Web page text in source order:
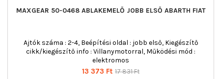
MAXGEAR 50-0468 ABLAKEMELŐ JOBB ELSŐ ABARTH FIAT
Ajtók száma : 2-4, Beépítési oldal : jobb első, Kiegészítő
cikk/kiegészítő info : Villanymotorral, Működési mód :
elektromos
Ár
13 373 Ft Normál
17 831 Ft